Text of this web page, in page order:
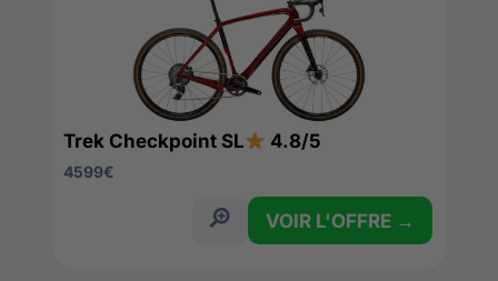
Trek Checkpoint SL 4.8/5
4599€
VOIR L'OFFRE →